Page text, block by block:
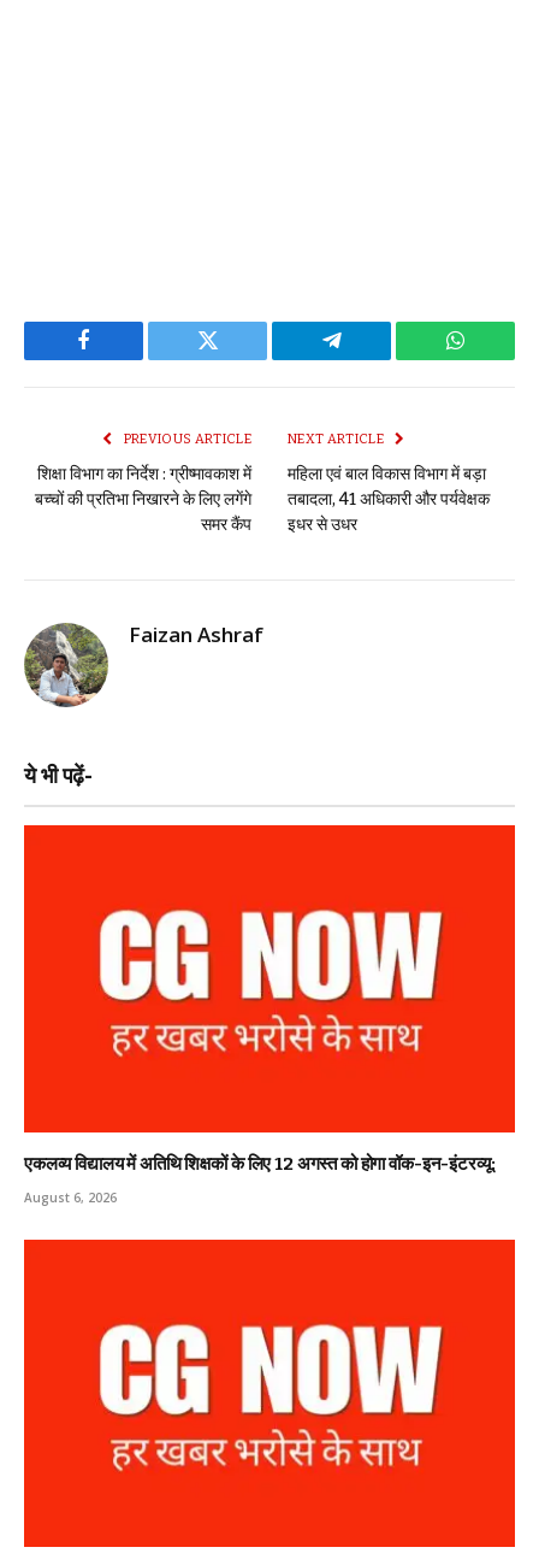
Facebook Twitter Telegram
PREVIOUS ARTICLE
शिक्षा विभाग का निर्देश : ग्रीष्मावकाश में
बच्चों की प्रतिभा निखारने के लिए लगेंगे
समर कैंप
NEXT ARTICLE
महिला एवं बाल विकास विभाग में बड़ा
तबादला, 41 अधिकारी और पर्यवेक्षक
इधर से उधर
Faizan Ashraf
ये भी पढ़ें-
एकलव्य विद्यालय में अतिथि शिक्षकों के लिए 12 अगस्त को होगा वॉक-इन-इंटरव्यू:
August 6, 2026